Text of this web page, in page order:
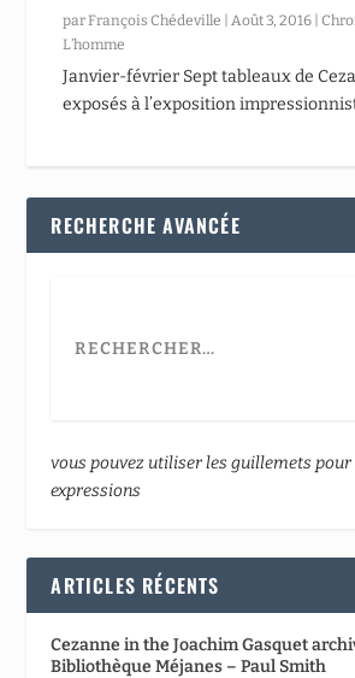
par François Chédeville Août 3, 2016 |
L’homme
Janvier-février Sept tableaux de
exposés à l’exposition
RECHERCHE AVANCÉE
vous pouvez utiliser les guillemets pour
expressions
ARTICLES RÉCENTS
Cezanne in the Joachim Gasquet
Bibliothèque Méjanes – Paul Smith